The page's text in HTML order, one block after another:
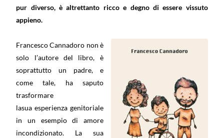
pur diverso, è altrettanto ricco e degno di essere vissuto
appieno.
Francesco Cannadoro non è
solo l’autore del libro, è
soprattutto un padre, e
come tale, ha saputo
trasformare
lasua esperienza genitoriale
in un esempio di amore
incondizionato. La sua